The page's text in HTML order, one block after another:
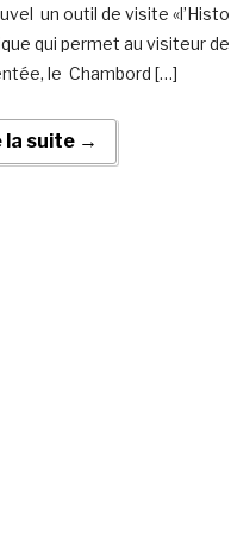
un outil de visite
qui permet au visiteur
le Chambord […]
la suite →